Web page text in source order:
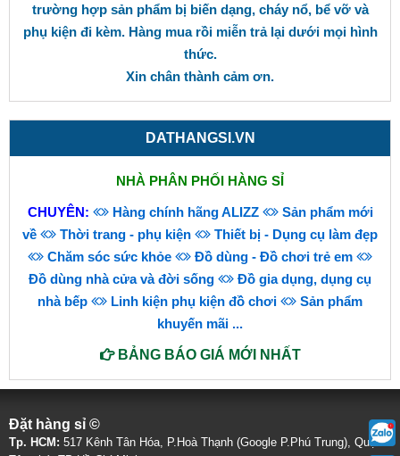
trường hợp sản phẩm bị biến dạng, cháy nổ, bể vỡ và
phụ kiện đi kèm. Hàng mua rồi miễn trả lại dưới mọi hình
thức.
Xin chân thành cảm ơn.
DATHANGSI.VN
NHÀ PHÂN PHỐI HÀNG SỈ
CHUYÊN: Hàng chính hãng ALIZZ
Sản phẩm mới
về
Thời trang - phụ kiện
Thiết bị - Dụng cụ làm đẹp
Chăm sóc sức khỏe
Đồ dùng - Đồ chơi trẻ em
Đồ dùng nhà cửa và đời sống
Đồ gia dụng, dụng cụ
nhà bếp
Linh kiện phụ kiện đồ chơi
Sản phẩm
khuyến mãi ...
BẢNG BÁO GIÁ MỚI NHẤT
Đặt hàng sỉ ©
Tp. HCM: 517 Kênh Tân Hóa, P.Hoà Thạnh (Google P.Phú Trung), Quận